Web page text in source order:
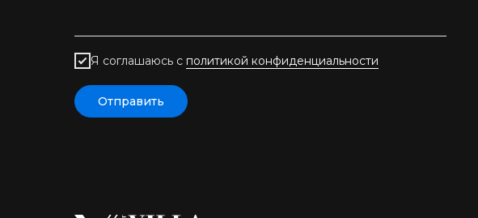
Я соглашаюсь с политикой конфиденциальности
Отправить